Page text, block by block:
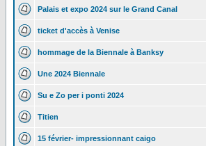
Palais et expo 2024 sur le Grand Canal
ticket d'accès à Venise
hommage de la Biennale à Banksy
Une 2024 Biennale
Su e Zo per i ponti 2024
Titien
15 février- impressionnant caigo